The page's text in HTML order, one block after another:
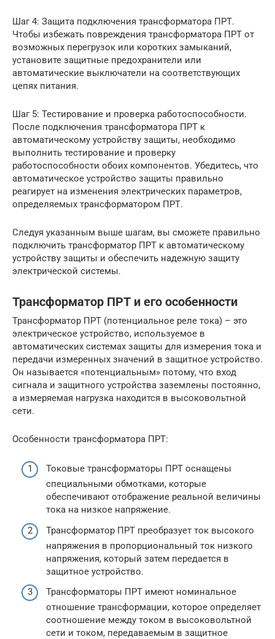
Шаг 4: Защита подключения трансформатора ПРТ.
Чтобы избежать повреждения трансформатора ПРТ от
возможных перегрузок или коротких замыканий,
установите защитные предохранители или
автоматические выключатели на соответствующих
цепях питания.
Шаг 5: Тестирование и проверка работоспособности.
После подключения трансформатора ПРТ к
автоматическому устройству защиты, необходимо
выполнить тестирование и проверку
работоспособности обоих компонентов. Убедитесь, что
автоматическое устройство защиты правильно
реагирует на изменения электрических параметров,
определяемых трансформатором ПРТ.
Следуя указанным выше шагам, вы сможете правильно
подключить трансформатор ПРТ к автоматическому
устройству защиты и обеспечить надежную защиту
электрической системы.
Трансформатор ПРТ и его особенности
Трансформатор ПРТ (потенциальное реле тока) – это
электрическое устройство, используемое в
автоматических системах защиты для измерения тока и
передачи измеренных значений в защитное устройство.
Он называется «потенциальным» потому, что вход
сигнала и защитного устройства заземлены постоянно,
а измеряемая нагрузка находится в высоковольтной
сети.
Особенности трансформатора ПРТ:
Токовые трансформаторы ПРТ оснащены
специальными обмотками, которые
обеспечивают отображение реальной величины
тока на низкое напряжение.
Трансформатор ПРТ преобразует ток высокого
напряжения в пропорциональный ток низкого
напряжения, который затем передается в
защитное устройство.
Трансформаторы ПРТ имеют номинальное
отношение трансформации, которое определяет
соотношение между током в высоковольтной
сети и током, передаваемым в защитное